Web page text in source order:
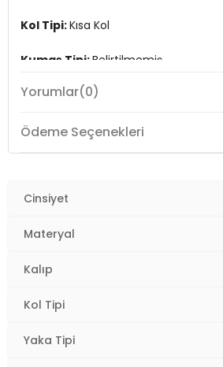
Kol Tipi:Kısa Kol
Kumaş Tipi:Belirtilmemiş
Boy:Standart
Kalıp Bilgisi:Regular Fit
Menşei:
Yorumlar(0)
Ödeme Seçenekleri
Cinsiyet
Materyal
Kalıp
Kol Tipi
Yaka Tipi